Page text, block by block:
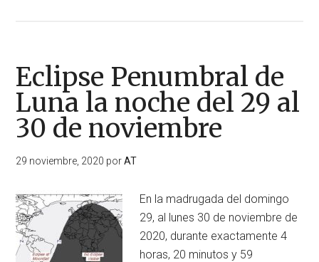
solar
de
clase
M4.4
genera
Masa
Coronal
Eclipse Penumbral de
Luna la noche del 29 al
30 de noviembre
29 noviembre, 2020 porAT
En la madrugada del domingo
29, al lunes 30 de noviembre de
2020, durante exactamente 4
horas, 20 minutos y 59